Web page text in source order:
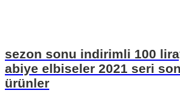
sezon sonu indirimli 100
abiye elbiseler 2021 seri
ürünler